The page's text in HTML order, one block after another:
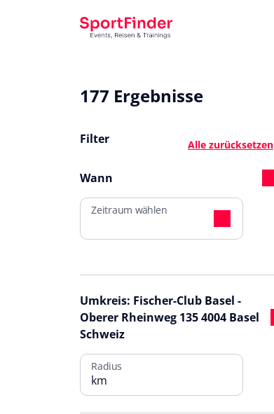
177 Ergebnisse
Filter Alle zurücksetzen
Wann
Zeitraum wählen
Umkreis: Fischer-Club Basel -
Oberer Rheinweg 135 4004 Basel
Schweiz
Radius
km